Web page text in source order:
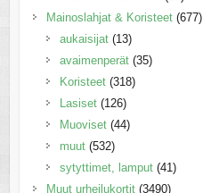
Mainoslahjat & Koristeet (677)
aukaisijat (13)
avaimenperät (35)
Koristeet (318)
Lasiset (126)
Muoviset (44)
muut (532)
sytyttimet, lamput (41)
Muut urheilukortit (3490)